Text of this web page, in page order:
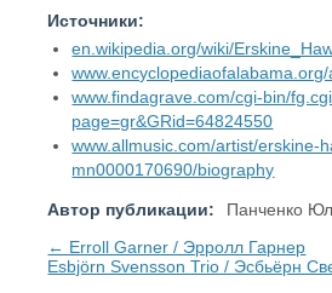
Источники:
en.wikipedia.org/wiki/
www.findagrave.com/cgi-bin/
page=gr&GRid=64824550
www.allmusic.com/artist/erskine-
mn0000170690/biography
Автор публикации:
Панченко
← Erroll Garner / Эрролл Гарнер
Esbjörn Svensson Trio / Эсбьёрн